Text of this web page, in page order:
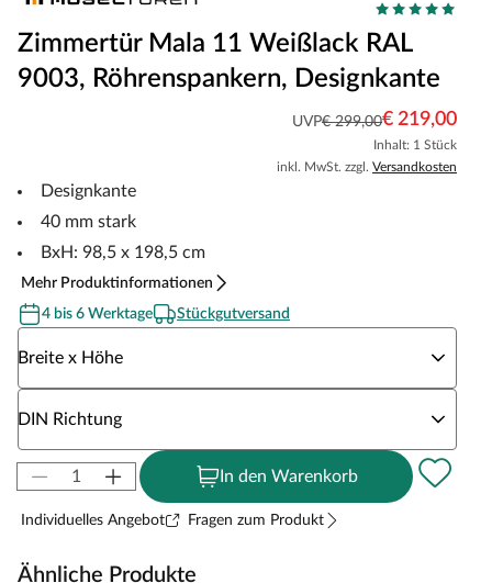
Zimmertür Mala 11 Weißlack RAL
9003, Röhrenspankern, Designkante
UVP€ 299,00€ 219,00
Inhalt: 1 Stück
inkl. MwSt. zzgl. Versandkosten
Designkante
40 mm stark
BxH: 98,5 x 198,5 cm
Mehr Produktinformationen
4 bis 6 Werktage
Stückgutversand
Breite x Höhe
DIN Richtung
In den Warenkorb
Individuelles Angebot Fragen zum Produkt
Ähnliche Produkte